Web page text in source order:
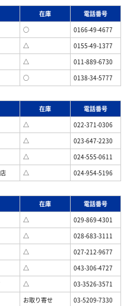
在庫
電話番号
○
0166-49-4677
△
0155-49-1377
△
011-889-6730
○ 0138-34-5777
在庫
電話番号
△
022-371-0306
△
023-647-2230
△
024-555-0611
△ 024-954-5196
在庫
電話番号
△
029-869-4301
△
028-683-3111
△
027-212-9677
△
043-306-4727
△
03-3526-3571
お取り寄せ
03-5209-7330